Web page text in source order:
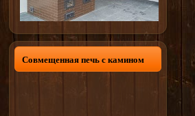
Совмещенная печь с камином